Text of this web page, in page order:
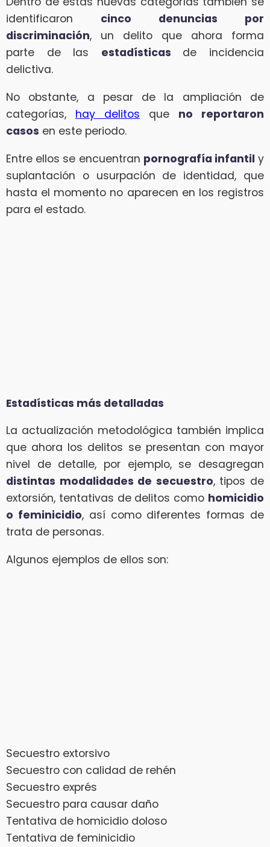
identificaron cinco denuncias por
discriminación, un delito que ahora forma
parte de las estadísticas de incidencia
delictiva.
No obstante, a pesar de la ampliación de
categorías, hay delitos que no reportaron
casos en este periodo.
Entre ellos se encuentran pornografía infantil y
suplantación o usurpación de identidad, que
hasta el momento no aparecen en los registros
para el estado.
Estadísticas más detalladas
La actualización metodológica también implica
que ahora los delitos se presentan con mayor
nivel de detalle, por ejemplo, se desagregan
distintas modalidades de secuestro, tipos de
extorsión, tentativas de delitos como homicidio
o feminicidio, así como diferentes formas de
trata de personas.
Algunos ejemplos de ellos son:
Secuestro extorsivo
Secuestro con calidad de rehén
Secuestro exprés
Secuestro para causar daño
Tentativa de homicidio doloso
Tentativa de feminicidio